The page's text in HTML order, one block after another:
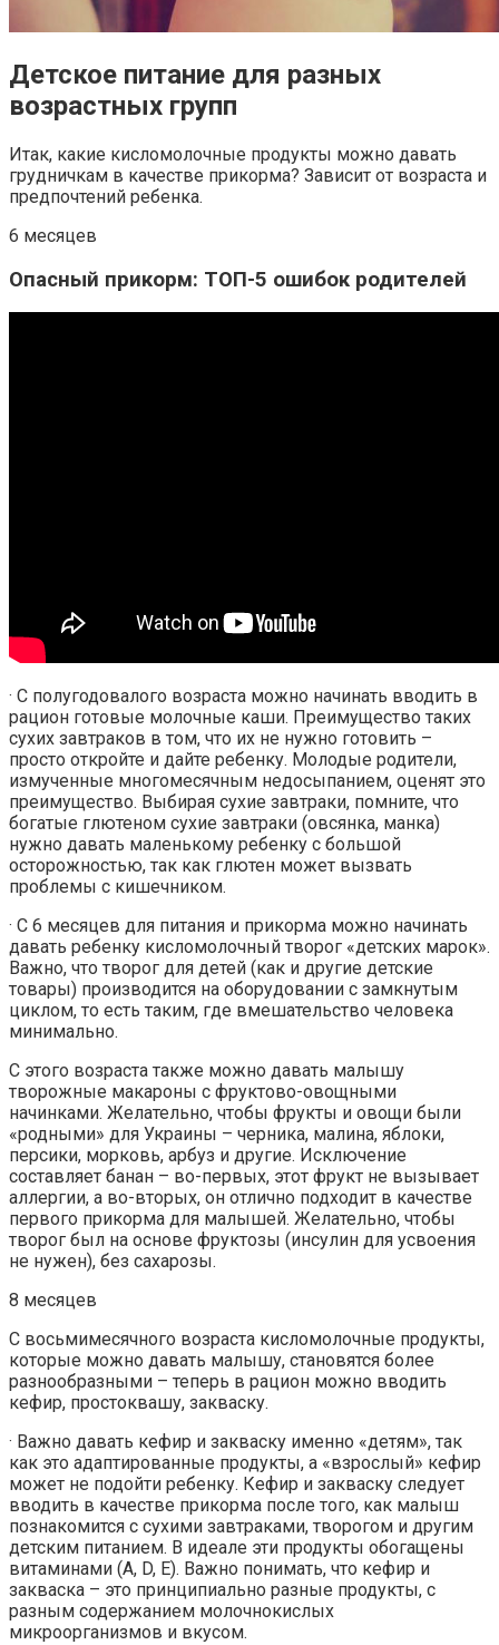
Детское питание для разных
возрастных групп
Итак, какие кисломолочные продукты можно давать
грудничкам в качестве прикорма? Зависит от возраста и
предпочтений ребенка.
6 месяцев
Опасный прикорм: ТОП-5 ошибок родителей
· С полугодовалого возраста можно начинать вводить в
рацион готовые молочные каши. Преимущество таких
сухих завтраков в том, что их не нужно готовить –
просто откройте и дайте ребенку. Молодые родители,
измученные многомесячным недосыпанием, оценят это
преимущество. Выбирая сухие завтраки, помните, что
богатые глютеном сухие завтраки (овсянка, манка)
нужно давать маленькому ребенку с большой
осторожностью, так как глютен может вызвать
проблемы с кишечником.
· С 6 месяцев для питания и прикорма можно начинать
давать ребенку кисломолочный творог «детских марок».
Важно, что творог для детей (как и другие детские
товары) производится на оборудовании с замкнутым
циклом, то есть таким, где вмешательство человека
минимально.
С этого возраста также можно давать малышу
творожные макароны с фруктово-овощными
начинками. Желательно, чтобы фрукты и овощи были
«родными» для Украины – черника, малина, яблоки,
персики, морковь, арбуз и другие. Исключение
составляет банан – во-первых, этот фрукт не вызывает
аллергии, а во-вторых, он отлично подходит в качестве
первого прикорма для малышей. Желательно, чтобы
творог был на основе фруктозы (инсулин для усвоения
не нужен), без сахарозы.
8 месяцев
С восьмимесячного возраста кисломолочные продукты,
которые можно давать малышу, становятся более
разнообразными – теперь в рацион можно вводить
кефир, простоквашу, закваску.
· Важно давать кефир и закваску именно «детям», так
как это адаптированные продукты, а «взрослый» кефир
может не подойти ребенку. Кефир и закваску следует
вводить в качестве прикорма после того, как малыш
познакомится с сухими завтраками, творогом и другим
детским питанием. В идеале эти продукты обогащены
витаминами (А, D, Е). Важно понимать, что кефир и
закваска – это принципиально разные продукты, с
разным содержанием молочнокислых
микроорганизмов и вкусом.